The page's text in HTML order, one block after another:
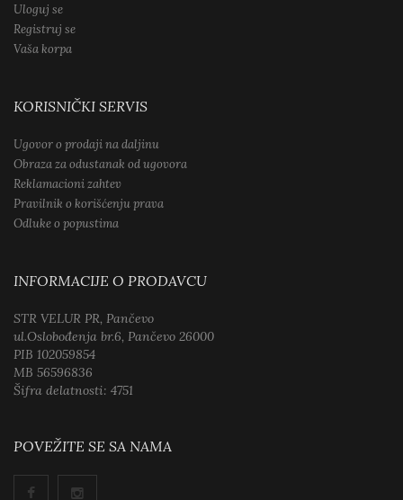
Uloguj se
Registruj se
Vaša korpa
KORISNIČKI SERVIS
Ugovor o prodaji na daljinu
Obraza za odustanak od ugovora
Reklamacioni zahtev
Pravilnik o korišćenju prava
Odluke o popustima
INFORMACIJE O PRODAVCU
STR VELUR PR, Pančevo
ul.Oslobođenja br.6, Pančevo 26000
PIB 102059854
MB 56596836
Šifra delatnosti: 4751
POVEŽITE SE SA NAMA